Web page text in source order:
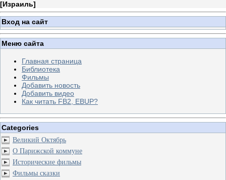
[Израиль]
Вход на сайт
Меню сайта
Главная страница
Библиотека
Фильмы
Добавить новость
Добавить видео
Как читать FB2, EBUP?
Categories
Великий Октябрь
О Парижской коммуне
Исторические фильмы
Фильмы сказки